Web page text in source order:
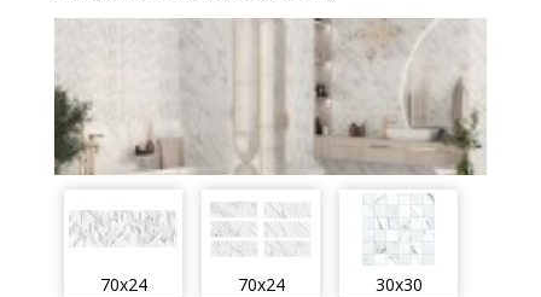
70x24 70x24 30x30